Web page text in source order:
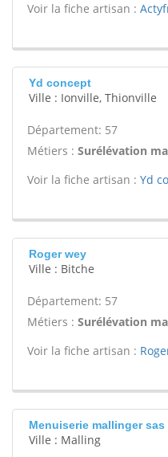
Voir la fiche artisan :
Yd concept
Ville : Ionville, Thionville
Département: 57
Métiers : Surélévation
Voir la fiche artisan : Yd
Roger wey
Ville : Bitche
Département: 57
Métiers : Surélévation
Voir la fiche artisan :
Menuiserie mallinger sas
Ville : Malling